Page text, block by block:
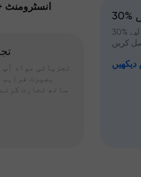
120+ انسٹرومنٹ
تجزیاتی مواد
بصیرت
ساتھ تجارت
اپنا اکاؤنٹ ٹاپ اپ کریں اور ٹریڈنگ کے لیے %30
کریں
دیکھیں